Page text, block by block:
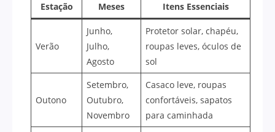
Estação Meses Itens Essenciais
Verão
Junho,
Julho,
Agosto
Protetor solar, chapéu,
roupas leves, óculos de
sol
Outono
Setembro,
Outubro,
Novembro
Casaco leve, roupas
confortáveis, sapatos
para caminhada